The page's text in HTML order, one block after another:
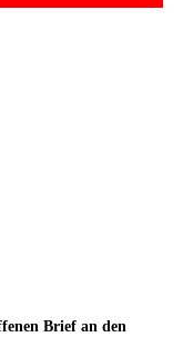
Brief an den